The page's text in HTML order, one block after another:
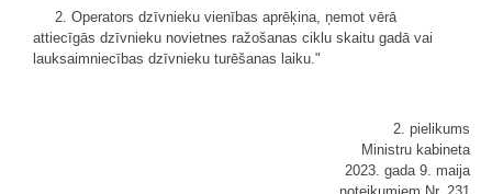
2. Operators dzīvnieku vienības aprēķina, ņemot vērā
attiecīgās dzīvnieku novietnes ražošanas ciklu skaitu gadā vai
lauksaimniecības dzīvnieku turēšanas laiku."
2. pielikums
Ministru kabineta
2023. gada 9. maija